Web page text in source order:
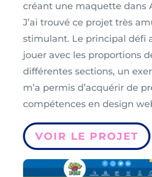
créant une maquette dans
J’ai trouvé ce projet très
stimulant. Le principal défi
jouer avec les proportions
différentes sections, un
m’a permis d’acquérir de
compétences en design
VOIR LE PROJET